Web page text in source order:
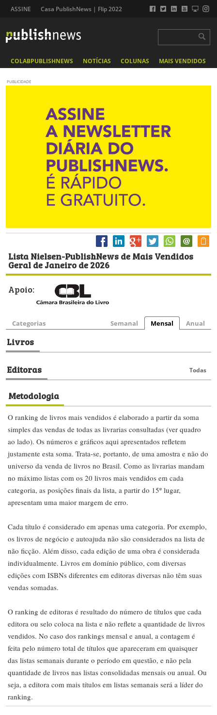
ASSINE Casa PublishNews | Flip 2022
COLABPUBLISHNEWS NOTÍCIAS COLUNAS MAIS VENDIDOS
PUBLICIDADE
Lista Nielsen-PublishNews de Mais Vendidos
Geral de Janeiro de 2026
Apoio:
Categorias Semanal Mensal Anual
Livros
Editoras Todas
Metodologia
O ranking de livros mais vendidos é elaborado a partir da soma
simples das vendas de todas as livrarias consultadas (ver quadro
ao lado). Os números e gráficos aqui apresentados refletem
justamente esta soma. Trata-se, portanto, de uma amostra e não do
universo da venda de livros no Brasil. Como as livrarias mandam
no máximo listas com os 20 livros mais vendidos em cada
categoria, as posições finais da lista, a partir do 15º lugar,
apresentam uma maior margem de erro.
Cada título é considerado em apenas uma categoria. Por exemplo,
os livros de negócio e autoajuda não são considerados na lista de
não ficção. Além disso, cada edição de uma obra é considerada
individualmente. Livros em domínio público, com diversas
edições com ISBNs diferentes em editoras diversas não têm suas
vendas somadas.
O ranking de editoras é resultado do número de títulos que cada
editora ou selo coloca na lista e não reflete a quantidade de livros
vendidos. No caso dos rankings mensal e anual, a contagem é
feita pelo número total de títulos que apareceram em quaisquer
das listas semanais durante o período em questão, e não pela
quantidade de livros nas listas consolidadas mensais ou anual. Ou
seja, a editora com mais títulos em listas semanais será a líder do
ranking.